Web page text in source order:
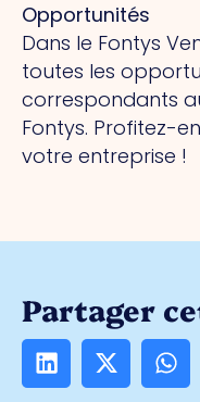
Opportunités
Dans le Fontys
toutes les
correspondants
Fontys. Profitez-
votre entreprise !
Partager